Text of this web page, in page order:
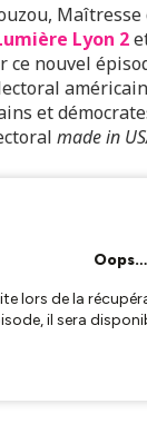
Lyon 2
ce nouvel
et
made in